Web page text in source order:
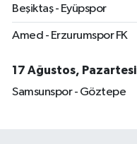
Beşiktaş - Eyüpspor
Amed - Erzurumspor FK
17 Ağustos, Pazartesi
Samsunspor - Göztepe